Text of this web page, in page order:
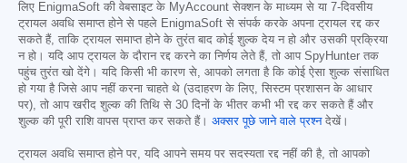
लिए EnigmaSoft की वेबसाइट के MyAccount सेक्शन के माध्यम से या 7-दिवसीय
ट्रायल अवधि समाप्त होने से पहले EnigmaSoft से संपर्क करके अपना ट्रायल रद्द कर
सकते हैं, ताकि ट्रायल समाप्त होने के तुरंत बाद कोई शुल्क देय न हो और उसकी प्रक्रिया
न हो। यदि आप ट्रायल के दौरान रद्द करने का निर्णय लेते हैं, तो आप SpyHunter तक
पहुंच तुरंत खो देंगे। यदि किसी भी कारण से, आपको लगता है कि कोई ऐसा शुल्क संसाधित
हो गया है जिसे आप नहीं करना चाहते थे (उदाहरण के लिए, सिस्टम प्रशासन के आधार
पर), तो आप खरीद शुल्क की तिथि से 30 दिनों के भीतर कभी भी रद्द कर सकते हैं और
शुल्क की पूरी राशि वापस प्राप्त कर सकते हैं। अक्सर पूछे जाने वाले प्रश्नदेखें।
ट्रायल अवधि समाप्त होने पर, यदि आपने समय पर सदस्यता रद्द नहीं की है, तो आपको